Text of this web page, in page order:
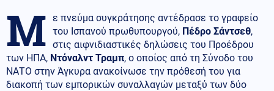
Μ ε πνεύμα συγκράτησης αντέδρασε το γραφείο
του Ισπανού πρωθυπουργού, Πέδρο Σάντσεθ,
στις αιφνιδιαστικές δηλώσεις του Προέδρου
των ΗΠΑ, Ντόναλντ Τραμπ, ο οποίος από τη Σύνοδο του
ΝΑΤΟ στην Άγκυρα ανακοίνωσε την πρόθεσή του για
διακοπή των εμπορικών συναλλαγών μεταξύ των δύο